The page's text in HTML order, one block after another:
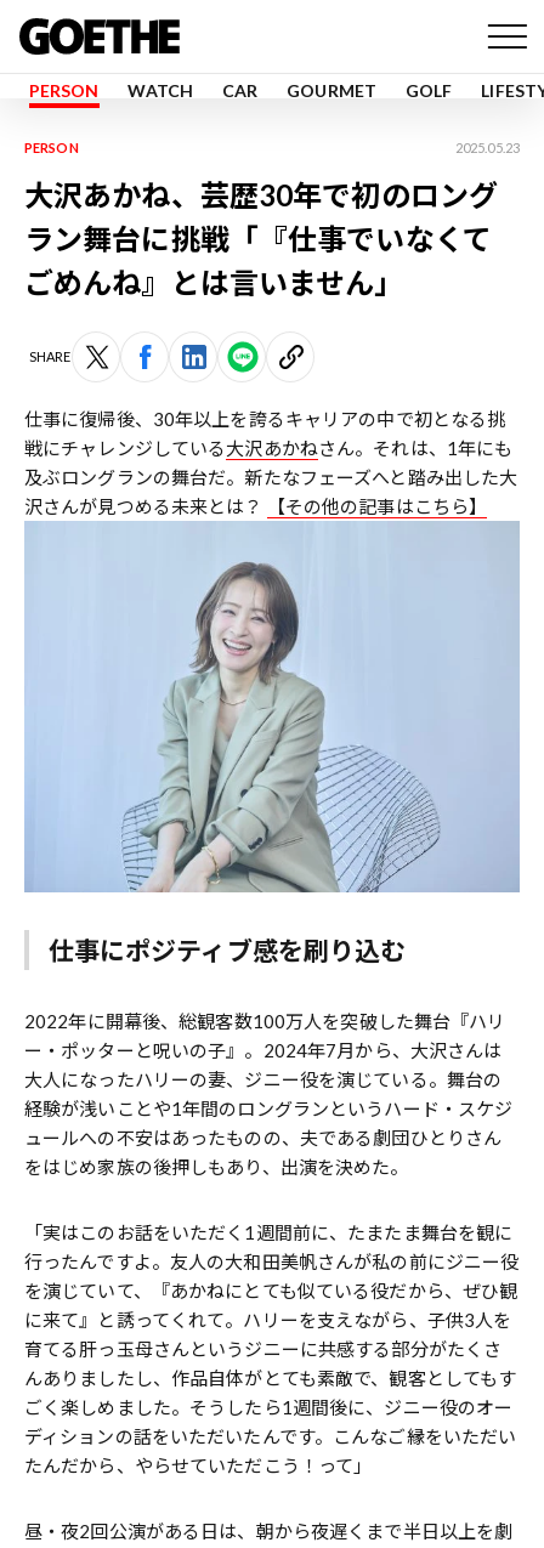
PERSON WATCH CAR GOURMET GOLF
PERSON 2025.05.23
大沢あかね、芸歴30年で初のロング
ラン舞台に挑戦「『仕事でいなくて
ごめんね』とは言いません」
SHARE
仕事に復帰後、30年以上を誇るキャリアの中で初となる挑
戦にチャレンジしている大沢あかねさん。それは、1年にも
及ぶロングランの舞台だ。新たなフェーズへと踏み出した大
沢さんが見つめる未来とは？
【その他の記事はこちら】
仕事にポジティブ感を刷り込む
2022年に開幕後、総観客数100万人を突破した舞台『ハリ
ー・ポッターと呪いの子』。2024年7月から、大沢さんは
大人になったハリーの妻、ジニー役を演じている。舞台の
経験が浅いことや1年間のロングランというハード・スケジ
ュールへの不安はあったものの、夫である劇団ひとりさん
をはじめ家族の後押しもあり、出演を決めた。
「実はこのお話をいただく1週間前に、たまたま舞台を観に
行ったんですよ。友人の大和田美帆さんが私の前にジニー役
を演じていて、『あかねにとても似ている役だから、ぜひ観
に来て』と誘ってくれて。ハリーを支えながら、子供3人を
育てる肝っ玉母さんというジニーに共感する部分がたくさ
んありましたし、作品自体がとても素敵で、観客としてもす
ごく楽しめました。そうしたら1週間後に、ジニー役のオー
ディションの話をいただいたんです。こんなご縁をいただい
たんだから、やらせていただこう！って」
昼・夜2回公演がある日は、朝から夜遅くまで半日以上を劇